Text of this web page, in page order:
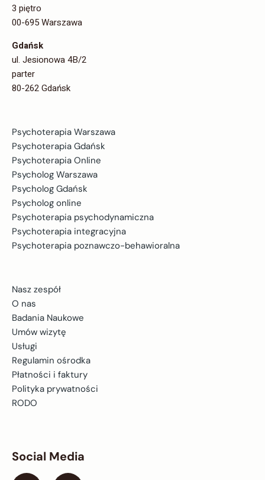
3 piętro
00-695 Warszawa
Gdańsk
ul. Jesionowa 4B/2
parter
80-262 Gdańsk
Psychoterapia Warszawa
Psychoterapia Gdańsk
Psychoterapia Online
Psycholog Warszawa
Psycholog Gdańsk
Psycholog online
Psychoterapia psychodynamiczna
Psychoterapia integracyjna
Psychoterapia poznawczo-behawioralna
Nasz zespół
O nas
Badania Naukowe
Umów wizytę
Usługi
Regulamin ośrodka
Płatności i faktury
Polityka prywatności
RODO
Social Media